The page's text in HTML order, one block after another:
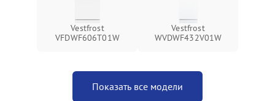
Vestfrost
VFDWF606T01W
Vestfrost
WVDWF432V01W
Показать все модели